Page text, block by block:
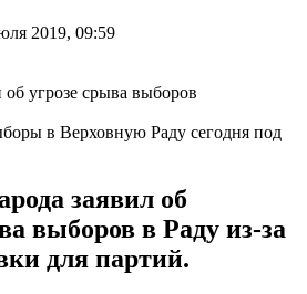
2019, 09:59
в Верховную Раду сегодня под
заявил об
выборов в Раду из-за
для партий.